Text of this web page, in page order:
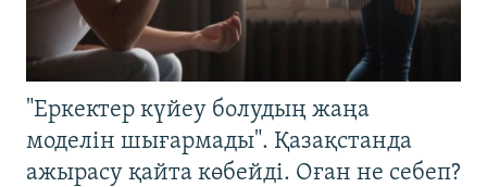
"Еркектер күйеу болудың жаңа
моделін шығармады". Қазақстанда
ажырасу қайта көбейді. Оған не себеп?